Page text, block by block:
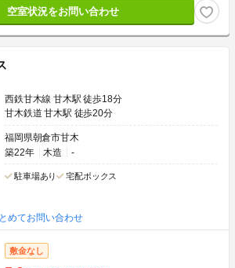
空室状況をお問い合わせ
西鉄甘木線 甘木駅 徒歩18分
甘木鉄道 甘木駅 徒歩20分
福岡県朝倉市甘木
築22年
木造 -
駐車場あり 宅配ボックス
めてお問い合わせ
敷金なし